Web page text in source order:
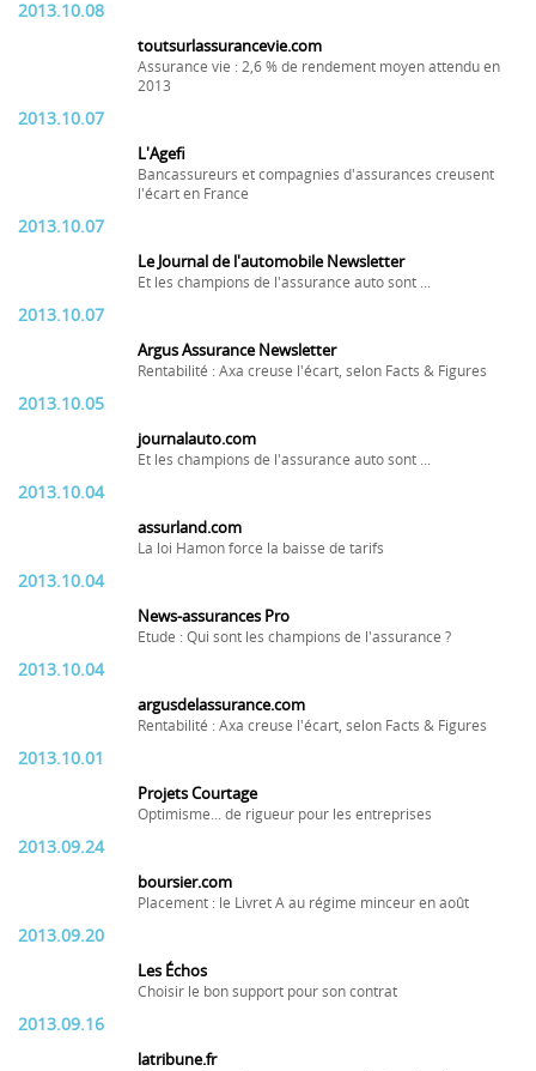
2013.10.08
toutsurlassurancevie.com
Assurance vie : 2,6 % de rendement moyen attendu en
2013
2013.10.07
L'Agefi
Bancassureurs et compagnies d'assurances creusent
l'écart en France
2013.10.07
Le Journal de l'automobile Newsletter
Et les champions de l'assurance auto sont ...
2013.10.07
Argus Assurance Newsletter
Rentabilité : Axa creuse l'écart, selon Facts & Figures
2013.10.05
journalauto.com
Et les champions de l'assurance auto sont ...
2013.10.04
assurland.com
La loi Hamon force la baisse de tarifs
2013.10.04
News-assurances Pro
Etude : Qui sont les champions de l'assurance ?
2013.10.04
argusdelassurance.com
Rentabilité : Axa creuse l'écart, selon Facts & Figures
2013.10.01
Projets Courtage
Optimisme... de rigueur pour les entreprises
2013.09.24
boursier.com
Placement : le Livret A au régime minceur en août
2013.09.20
Les Échos
Choisir le bon support pour son contrat
2013.09.16
latribune.fr